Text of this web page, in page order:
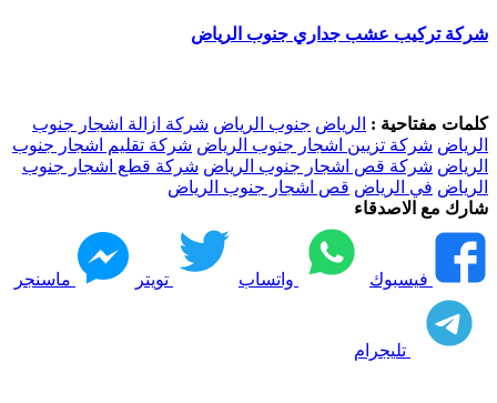
شركة تركيب عشب جداري جنوب الرياض
كلمات مفتاحية : الرياض جنوب الرياض شركة ازالة اشجار جنوب
الرياض شركة تزيين اشجار جنوب الرياض شركة تقليم اشجار جنوب
الرياض شركة قص اشجار جنوب الرياض شركة قطع اشجار جنوب
الرياض في الرياض قص اشجار جنوب الرياض
شارك مع الاصدقاء
فيسبوك واتساب تويتر ماسنجر
تليجرام